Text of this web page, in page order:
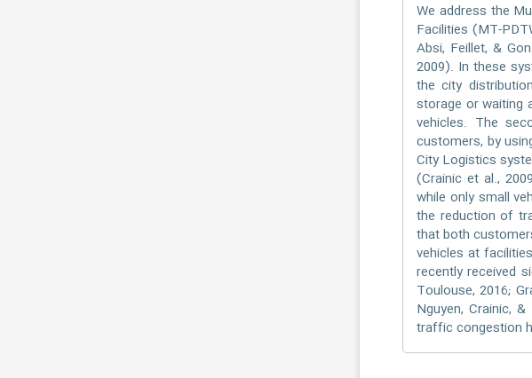
We address the
Facilities (MT-
Absi, Feillet, &
2009). In these
the city
storage or waiting
vehicles. The
customers, by
City Logistics
(Crainic et al.,
while only small
the reduction of
that both
vehicles at
recently received
Toulouse, 2016;
Nguyen, Crainic,
traffic congestion